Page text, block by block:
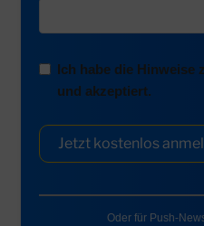
Ich habe die Hinweise
und akzeptiert.
Jetzt kostenlos
Oder für Push-